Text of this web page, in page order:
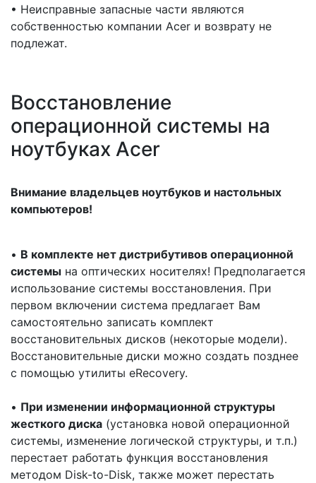
• Неисправные запасные части являются
собственностью компании Acer и возврату не
подлежат.
Восстановление
операционной системы на
ноутбуках Acer
Внимание владельцев ноутбуков и настольных
компьютеров!
• В комплекте нет дистрибутивов операционной
системы на оптических носителях! Предполагается
использование системы восстановления. При
первом включении система предлагает Вам
самостоятельно записать комплект
восстановительных дисков (некоторые модели).
Восстановительные диски можно создать позднее
с помощью утилиты eRecovery.
• При изменении информационной структуры
жесткого диска (установка новой операционной
системы, изменение логической структуры, и т.п.)
перестает работать функция восстановления
методом Disk-to-Disk, также может перестать